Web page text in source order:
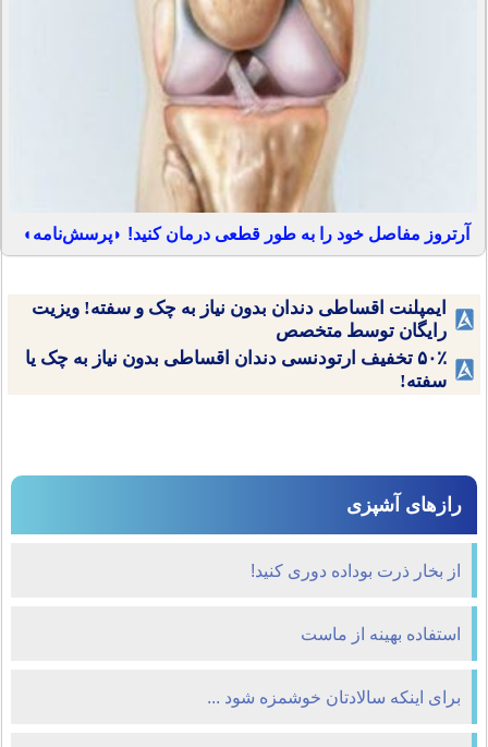
آرتروز مفاصل خود را به طور قطعی درمان کنید! ◗پرسش‌نامه◖
ایمپلنت اقساطی دندان بدون نیاز به چک و سفته! ویزیت
رایگان توسط متخصص
۵۰٪ تخفیف ارتودنسی دندان اقساطی بدون نیاز به چک یا
سفته!
رازهای آشپزی
از بخار ذرت بوداده دوری کنید!
استفاده بهینه از ماست
برای اینكه سالادتان خوشمزه شود ...